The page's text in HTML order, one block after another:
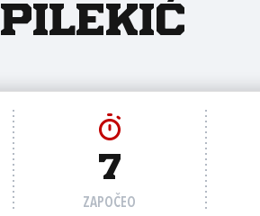
Pilekić
7
ZAPOČEO